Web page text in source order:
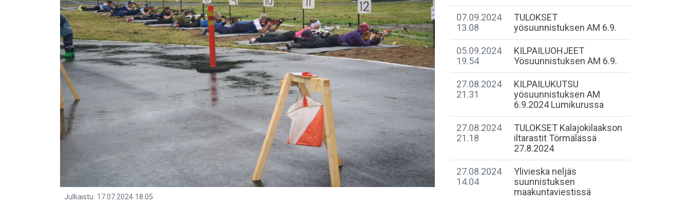
Julkaistu: 17.07.2024 18.05
07.09.2024
13.08
TULOKSET
yösuunnistuksen AM 6.9.
05.09.2024
19.54
KILPAILUOHJEET
Yösuunnistuksen AM 6.9.
27.08.2024
21.31
KILPAILUKUTSU
yösuunnistuksen AM
6.9.2024 Lumikurussa
27.08.2024
21.18
TULOKSET Kalajokilaakson
iltarastit Törmälässä
27.8.2024
27.08.2024
14.04
​Ylivieska neljäs
suunnistuksen
maakuntaviestissä